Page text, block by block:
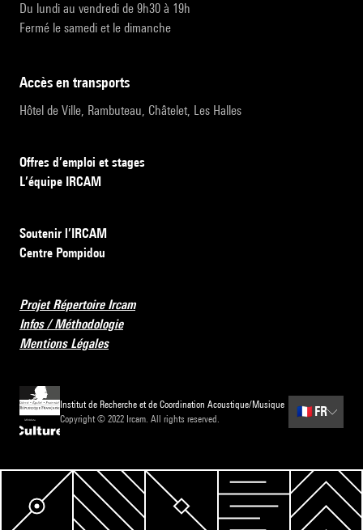
Du lundi au vendredi de 9h30 à 19h
Fermé le samedi et le dimanche
accès en transports
Hôtel de Ville, Rambuteau, Châtelet, Les Halles
Offres d’emploi et stages
L’équipe IRCAM
Soutenir l’IRCAM
Centre Pompidou
Projet Répertoire Ircam
Infos / Méthodologie
Mentions Légales
Institut de Recherche et de Coordination Acoustique/Musique
Copyright © 2022 Ircam. All rights reserved.
🇫🇷 FR